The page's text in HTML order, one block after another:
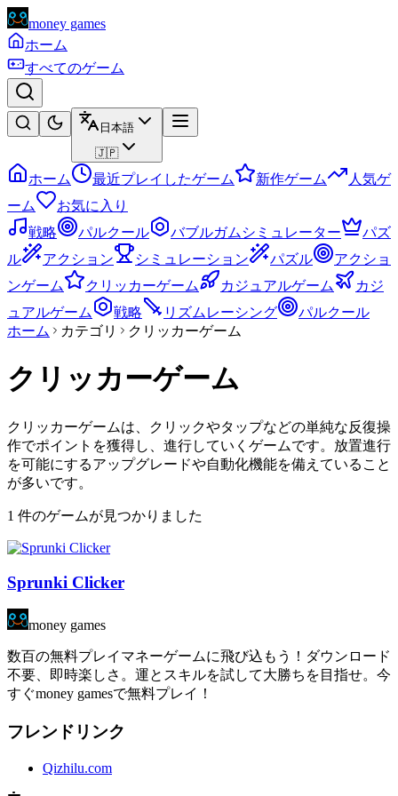
money games
ホーム
すべてのゲーム
日本語
🇯🇵
ホーム 最近プレイしたゲーム 新作ゲーム
人気ゲ
ーム
お気に入り
戦略
パルクール バブルガムシミュレーター
パズ
ル
アクション シミュレーション パズル
アクショ
ンゲーム
クリッカーゲーム カジュアルゲーム
カジ
ュアルゲーム
戦略 リズムレーシング
パルクール
ホーム
カテゴリ クリッカーゲーム
クリッカーゲーム
クリッカーゲームは、クリックやタップなどの単純な反復操
作でポイントを獲得し、進行していくゲームです。放置進行
を可能にするアップグレードや自動化機能を備えていること
が多いです。
1 件のゲームが見つかりました
Sprunki Clicker
money games
数百の無料プレイマネーゲームに飛び込もう！ダウンロード
不要、即時楽しさ。運とスキルを試して大勝ちを目指せ。今
すぐmoney gamesで無料プレイ！
フレンドリンク
Qizhilu.com